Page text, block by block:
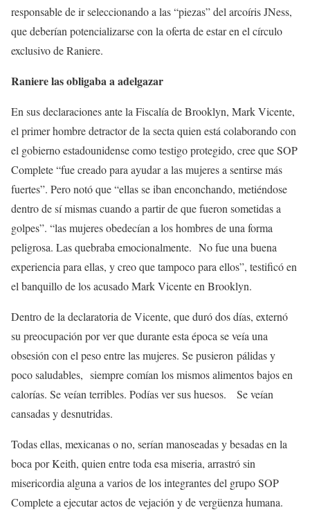
responsable de ir seleccionando a las “piezas” del arcoíris JNess,
que deberían potencializarse con la oferta de estar en el círculo
exclusivo de Raniere.
Raniere las obligaba a adelgazar
En sus declaraciones ante la Fiscalía de Brooklyn, Mark Vicente,
el primer hombre detractor de la secta quien está colaborando con
el gobierno estadounidense como testigo protegido, cree que SOP
Complete “fue creado para ayudar a las mujeres a sentirse más
fuertes”. Pero notó que “ellas se iban enconchando, metiéndose
dentro de sí mismas cuando a partir de que fueron sometidas a
golpes”. “las mujeres obedecían a los hombres de una forma
peligrosa. Las quebraba emocionalmente. No fue una buena
experiencia para ellas, y creo que tampoco para ellos”, testificó en
el banquillo de los acusado Mark Vicente en Brooklyn.
Dentro de la declaratoria de Vicente, que duró dos días, externó
su preocupación por ver que durante esta época se veía una
obsesión con el peso entre las mujeres. Se pusieron pálidas y
poco saludables, siempre comían los mismos alimentos bajos en
calorías. Se veían terribles. Podías ver sus huesos. Se veían
cansadas y desnutridas.
Todas ellas, mexicanas o no, serían manoseadas y besadas en la
boca por Keith, quien entre toda esa miseria, arrastró sin
misericordia alguna a varios de los integrantes del grupo SOP
Complete a ejecutar actos de vejación y de vergüenza humana.